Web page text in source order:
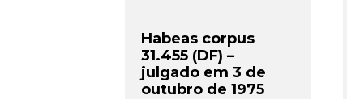
Habeas corpus
31.455 (DF) –
julgado em 3 de
outubro de 1975